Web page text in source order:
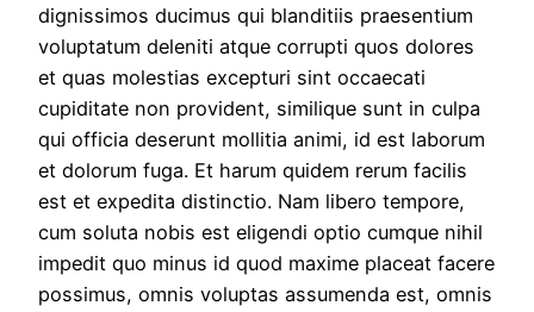
dignissimos ducimus qui blanditiis praesentium
voluptatum deleniti atque corrupti quos dolores
et quas molestias excepturi sint occaecati
cupiditate non provident, similique sunt in culpa
qui officia deserunt mollitia animi, id est laborum
et dolorum fuga. Et harum quidem rerum facilis
est et expedita distinctio. Nam libero tempore,
cum soluta nobis est eligendi optio cumque nihil
impedit quo minus id quod maxime placeat facere
possimus, omnis voluptas assumenda est, omnis